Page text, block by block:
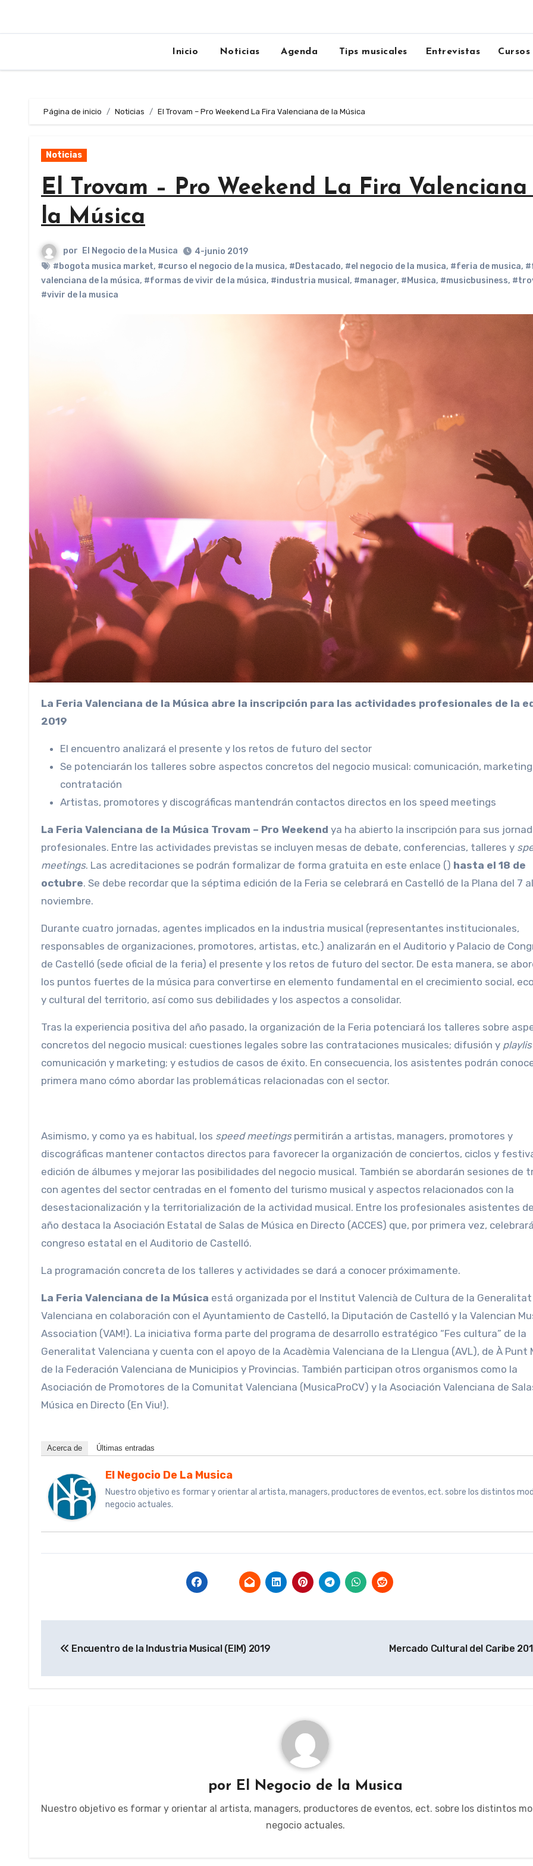
Inicio Noticias Agenda Tips musicales Entrevistas
Página de inicio Noticias El Trovam – Pro Weekend La Fira Valenciana de la Música
Noticias
El Trovam – Pro Weekend La Fira Valenciana
la Música
por El Negocio de la Musica
4-junio 2019
#bogota musica market, #curso el negocio de la musica, #Destacado, #el negocio de la musica, #feria de musica,
valenciana de la música, #formas de vivir de la música, #industria musical , #manager, #Musica, #musicbusiness,
#vivir de la musica
La Feria Valenciana de la Música abre la inscripción para las actividades profesionales de la edición
2019
El encuentro analizará el presente y los retos de futuro del sector
Se potenciarán los talleres sobre aspectos concretos del negocio musical: comunicación,
contratación
Artistas, promotores y discográficas mantendrán contactos directos en los speed meetings
La Feria Valenciana de la Música Trovam – Pro Weekend ya ha abierto la inscripción para sus
profesionales. Entre las actividades previstas se incluyen mesas de debate, conferencias, talleres y
meetings. Las acreditaciones se podrán formalizar de forma gratuita en este enlace () hasta el 18 de
octubre. Se debe recordar que la séptima edición de la Feria se celebrará en Castelló de la Plana del 7
noviembre.
Durante cuatro jornadas, agentes implicados en la industria musical (representantes institucionales,
responsables de organizaciones, promotores, artistas, etc.) analizarán en el Auditorio y Palacio de
de Castelló (sede oficial de la feria) el presente y los retos de futuro del sector. De esta manera, se
los puntos fuertes de la música para convertirse en elemento fundamental en el crecimiento social,
y cultural del territorio, así como sus debilidades y los aspectos a consolidar.
Tras la experiencia positiva del año pasado, la organización de la Feria potenciará los talleres sobre
concretos del negocio musical: cuestiones legales sobre las contrataciones musicales; difusión y
comunicación y marketing; y estudios de casos de éxito. En consecuencia, los asistentes podrán
primera mano cómo abordar las problemáticas relacionadas con el sector.
Asimismo, y como ya es habitual, los speed meetingspermitirán a artistas, managers, promotores y
discográficas mantener contactos directos para favorecer la organización de conciertos, ciclos y
edición de álbumes y mejorar las posibilidades del negocio musical. También se abordarán sesiones de
con agentes del sector centradas en el fomento del turismo musical y aspectos relacionados con la
desestacionalización y la territorialización de la actividad musical. Entre los profesionales asistentes
año destaca la Asociación Estatal de Salas de Música en Directo (ACCES) que, por primera vez,
congreso estatal en el Auditorio de Castelló.
La programación concreta de los talleres y actividades se dará a conocer próximamente.
La Feria Valenciana de la Música está organizada por el Institut Valencià de Cultura de la Generalitat
Valenciana en colaboración con el Ayuntamiento de Castelló, la Diputación de Castelló y la Valencian
Association (VAM!). La iniciativa forma parte del programa de desarrollo estratégico “Fes cultura” de la
Generalitat Valenciana y cuenta con el apoyo de la Acadèmia Valenciana de la Llengua (AVL), de À Punt
de la Federación Valenciana de Municipios y Provincias. También participan otros organismos como la
Asociación de Promotores de la Comunitat Valenciana (MusicaProCV) y la Asociación Valenciana de
Música en Directo (En Viu!).
Acerca de Últimas entradas
El Negocio De La Musica
Nuestro objetivo es formar y orientar al artista, managers, productores de eventos, ect. sobre los distintos
negocio actuales.
de
entradas
Encuentro de la Industria Musical (EIM) 2019 Mercado Cultural del Caribe
por El Negocio de la Musica
Nuestro objetivo es formar y orientar al artista, managers, productores de eventos, ect. sobre los distintos
negocio actuales.